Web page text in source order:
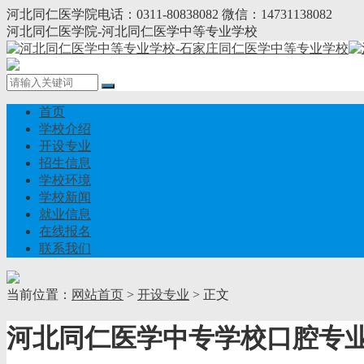
河北同仁医学院电话：0311-80838082 微信：14731138082
河北同仁医学院-河北同仁医学中等专业学校
首页
学校介绍
开设专业
招生信息
学校环境
学校新闻
就业信息
在线报名
联系我们
当前位置： 网站首页 > 开设专业 > 正文
河北同仁医学中专学校口腔专